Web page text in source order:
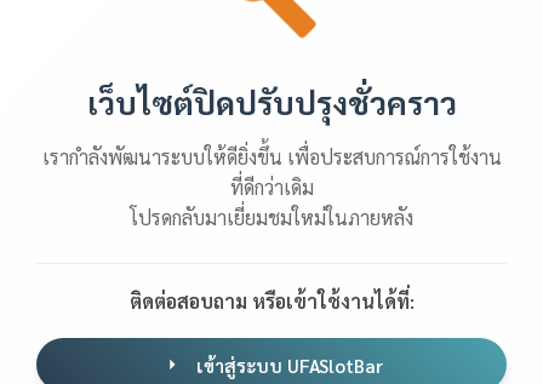
เว็บไซต์ปิดปรับปรุงชั่วคราว
เรากำลังพัฒนาระบบให้ดียิ่งขึ้น เพื่อประสบการณ์การใช้งาน
ที่ดีกว่าเดิม
โปรดกลับมาเยี่ยมชมใหม่ในภายหลัง
ติดต่อสอบถาม หรือเข้าใช้งานได้ที่:
เข้าสู่ระบบ UFASlotBar